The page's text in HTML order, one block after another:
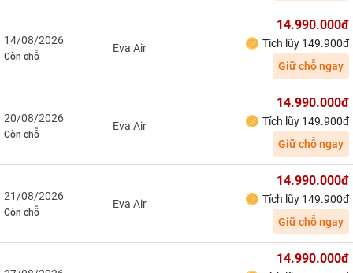
14/08/2026
Còn chỗ
Eva Air
14.990.000đ
Tích lũy 149.900đ
Giữ chỗ ngay
20/08/2026
Còn chỗ
Eva Air
14.990.000đ
Tích lũy 149.900đ
Giữ chỗ ngay
21/08/2026
Còn chỗ
Eva Air
14.990.000đ
Tích lũy 149.900đ
Giữ chỗ ngay
14.990.000đ